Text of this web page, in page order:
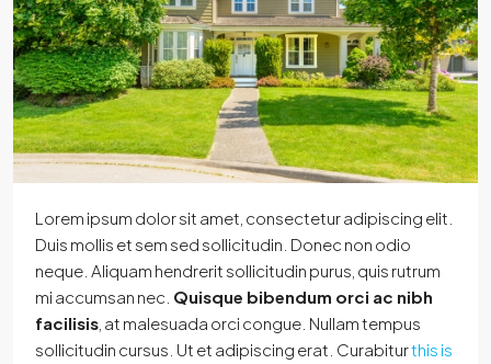
Lorem ipsum dolor sit amet, consectetur adipiscing elit.
Duis mollis et sem sed sollicitudin. Donec non odio
neque. Aliquam hendrerit sollicitudin purus, quis rutrum
mi accumsan nec. Quisque bibendum orci ac nibh
facilisis , at malesuada orci congue. Nullam tempus
sollicitudin cursus. Ut et adipiscing erat. Curabiturthis is